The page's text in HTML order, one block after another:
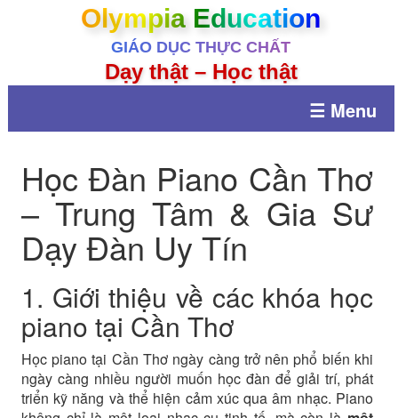
Olympia Education
GIÁO DỤC THỰC CHẤT
Dạy thật – Học thật
☰ Menu
Học Đàn Piano Cần Thơ
– Trung Tâm & Gia Sư
Dạy Đàn Uy Tín
1. Giới thiệu về các khóa học
piano tại Cần Thơ
Học piano tại Cần Thơ ngày càng trở nên phổ biến khi
ngày càng nhiều người muốn học đàn để giải trí, phát
triển kỹ năng và thể hiện cảm xúc qua âm nhạc. Piano